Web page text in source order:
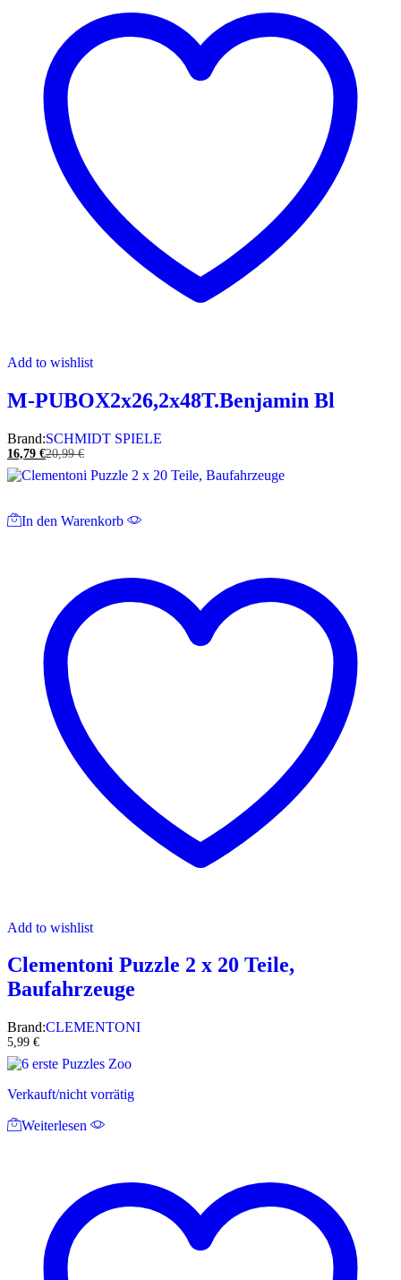
Add to wishlist
M-PUBOX2x26,2x48T.Benjamin Bl
Brand:SCHMIDT SPIELE
16,79 €20,99€
In den Warenkorb
Add to wishlist
Clementoni Puzzle 2 x 20 Teile,
Baufahrzeuge
Brand:CLEMENTONI
5,99 €
Verkauft/nicht vorrätig
Weiterlesen